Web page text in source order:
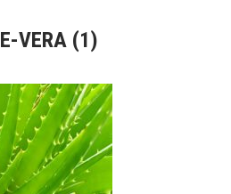
VERA (1)